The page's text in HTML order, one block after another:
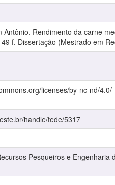
Antônio. Rendimento da carne
f. Dissertação (Mestrado em
licenses/by-nc-nd/4.0/
handle/tede/5317
Pesqueiros e Engenharia